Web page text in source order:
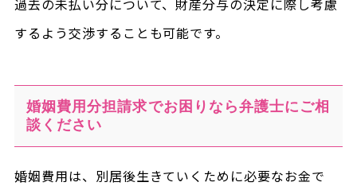
するよう交渉することも可能です。
婚姻費用分担請求でお困りなら弁護士にご相
談ください
婚姻費用は、別居後生きていくために必要なお金で